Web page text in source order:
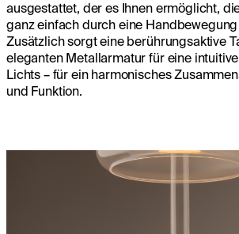
ausgestattet, der es Ihnen ermöglicht,
ganz einfach durch eine Handbewegung
Zusätzlich sorgt eine berührungsaktive
eleganten Metallarmatur für eine
Lichts – für ein harmonisches
und Funktion.